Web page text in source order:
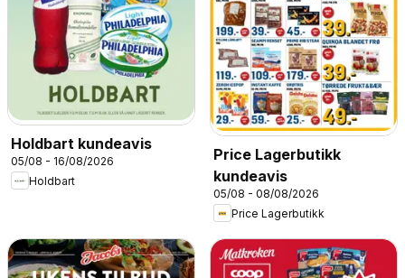
Holdbart kundeavis
05/08 - 16/08/2026
Holdbart
Price Lagerbutikk
kundeavis
05/08 - 08/08/2026
Price Lagerbutikk